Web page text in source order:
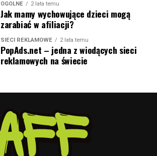
OGÓLNE 2 lata temu
Jak mamy wychowujące dzieci mogą
zarabiać w afiliacji?
SIECI REKLAMOWE 2 lata temu
PopAds.net – jedna z wiodących sieci
reklamowych na świecie